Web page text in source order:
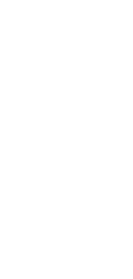
und
der
und
Praktika